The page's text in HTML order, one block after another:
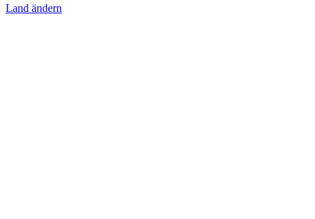
Land ändern